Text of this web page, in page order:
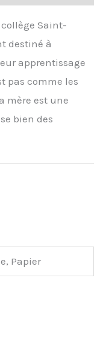
Saint-
destiné à
apprentissage
pas comme les
mère est une
bien des
Papier